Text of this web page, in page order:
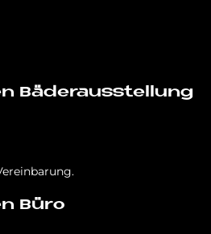
Bäderausstellung
Büro